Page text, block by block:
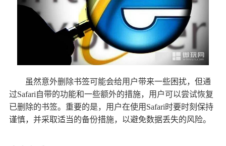
虽然意外删除书签可能会给用户带来一些困扰，但通
过Safari自带的功能和一些额外的措施，用户可以尝试恢复
已删除的书签。重要的是，用户在使用Safari时要时刻保持
谨慎，并采取适当的备份措施，以避免数据丢失的风险。